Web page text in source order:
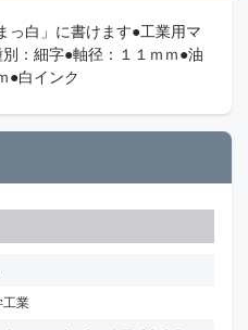
っ白」に書けます●工業用マ
：細字●軸径：１１ｍｍ●油
●白インク
工業